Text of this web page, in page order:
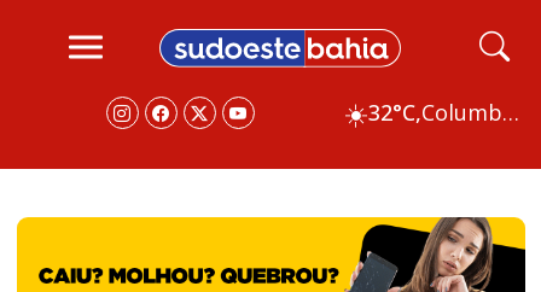
☀️32°C, Columbus